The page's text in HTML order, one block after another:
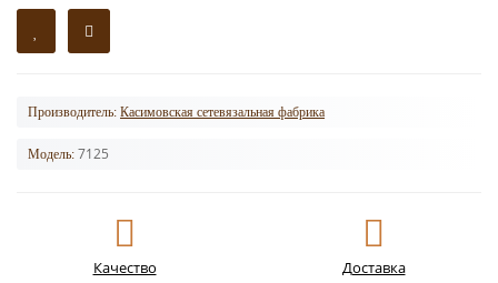
Производитель: Касимовская сетевязальная фабрика
Модель: 7125
Качество Доставка